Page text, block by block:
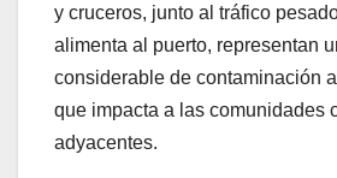
y cruceros, junto al tráfico
alimenta al puerto, representan
considerable de contaminación
que impacta a las comunidades
adyacentes.